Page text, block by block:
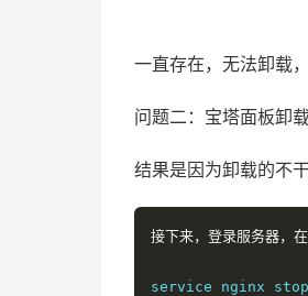
一直存在，无法卸载
问题二：宝塔面板卸
结果是因为卸载的不
接下来，登录服务器，
service nginx stop